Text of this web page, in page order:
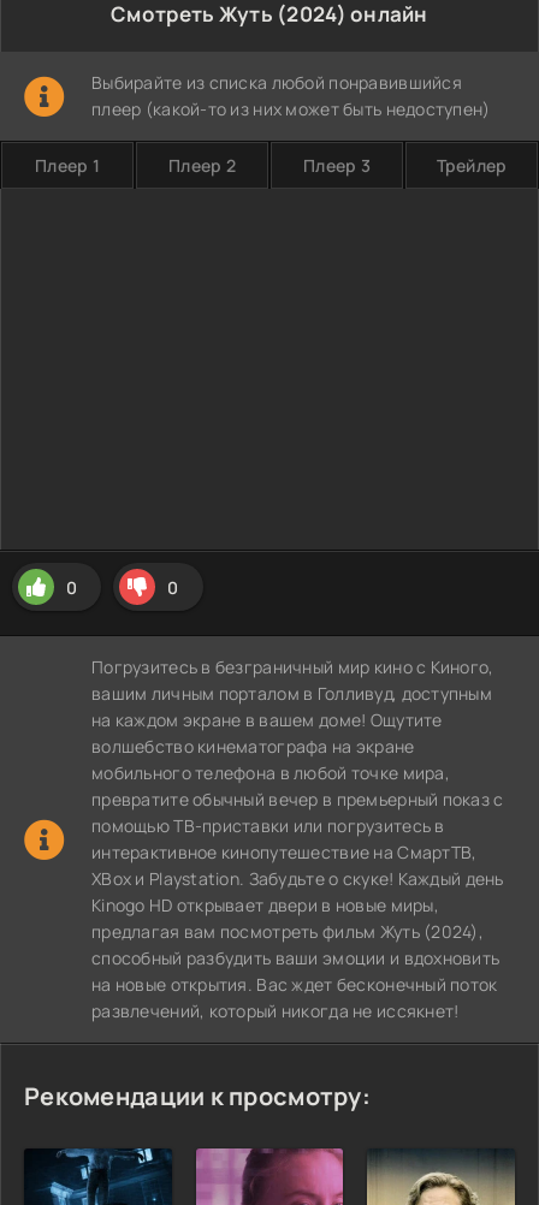
Смотреть Жуть (2024) онлайн
Выбирайте из списка любой понравившийся
плеер (какой-то из них может быть недоступен)
Плеер 1 Плеер 2 Плеер 3 Трейлер
0 0
Погрузитесь в безграничный мир кино с Киного,
вашим личным порталом в Голливуд, доступным
на каждом экране в вашем доме! Ощутите
волшебство кинематографа на экране
мобильного телефона в любой точке мира,
превратите обычный вечер в премьерный показ с
помощью ТВ-приставки или погрузитесь в
интерактивное кинопутешествие на СмартТВ,
XBox и Playstation. Забудьте о скуке! Каждый день
Kinogo HD открывает двери в новые миры,
предлагая вам посмотреть фильм Жуть (2024),
способный разбудить ваши эмоции и вдохновить
на новые открытия. Вас ждет бесконечный поток
развлечений, который никогда не иссякнет!
Рекомендации к просмотру: